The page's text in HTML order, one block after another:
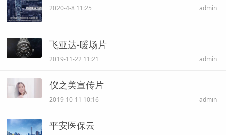
2020-4-8 11:25 admin
飞亚达-暖场片
2019-11-22 11:21 admin
仪之美宣传片
2019-10-11 10:16 admin
平安医保云